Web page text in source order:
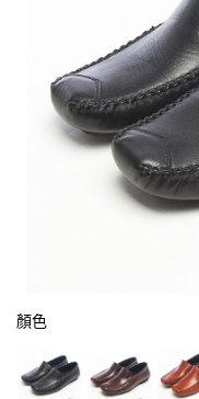
顏色